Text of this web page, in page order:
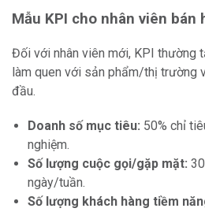
Mẫu KPI cho nhân viên bán
Đối với nhân viên mới, KPI thường
làm quen với sản phẩm/thị trường
đầu.
Doanh số mục tiêu: 50% chỉ
nghiệm.
Số lượng cuộc gọi/gặp mặt:
ngày/tuần.
Số lượng khách hàng tiềm